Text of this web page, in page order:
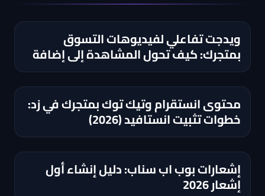
ويدجت تفاعلي لفيديوهات التسوق
بمتجرك: كيف تحول المشاهدة إلى إضافة
للسلة؟
محتوى انستقرام وتيك توك بمتجرك في زد:
خطوات تثبيت انستافيد (2026)
إشعارات بوب اب سناب: دليل إنشاء أول
إشعار 2026